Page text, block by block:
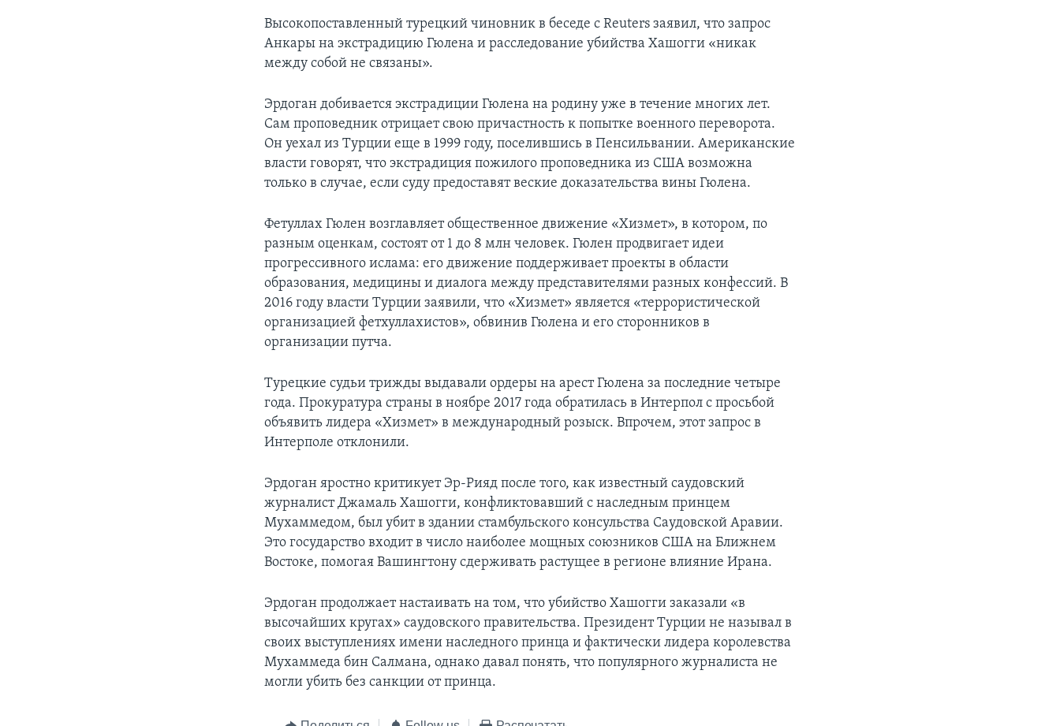
Высокопоставленный турецкий чиновник в беседе с Reuters заявил, что запрос
Анкары на экстрадицию Гюлена и расследование убийства Хашогги «никак
между собой не связаны».
Эрдоган добивается экстрадиции Гюлена на родину уже в течение многих лет.
Сам проповедник отрицает свою причастность к попытке военного переворота.
Он уехал из Турции еще в 1999 году, поселившись в Пенсильвании. Американские
власти говорят, что экстрадиция пожилого проповедника из США возможна
только в случае, если суду предоставят веские доказательства вины Гюлена.
Фетуллах Гюлен возглавляет общественное движение «Хизмет», в котором, по
разным оценкам, состоят от 1 до 8 млн человек. Гюлен продвигает идеи
прогрессивного ислама: его движение поддерживает проекты в области
образования, медицины и диалога между представителями разных конфессий. В
2016 году власти Турции заявили, что «Хизмет» является «террористической
организацией фетхуллахистов», обвинив Гюлена и его сторонников в
организации путча.
Турецкие судьи трижды выдавали ордеры на арест Гюлена за последние четыре
года. Прокуратура страны в ноябре 2017 года обратилась в Интерпол с просьбой
объявить лидера «Хизмет» в международный розыск. Впрочем, этот запрос в
Интерполе отклонили.
Эрдоган яростно критикует Эр-Рияд после того, как известный саудовский
журналист Джамаль Хашогги, конфликтовавший с наследным принцем
Мухаммедом, был убит в здании стамбульского консульства Саудовской Аравии.
Это государство входит в число наиболее мощных союзников США на Ближнем
Востоке, помогая Вашингтону сдерживать растущее в регионе влияние Ирана.
Эрдоган продолжает настаивать на том, что убийство Хашогги заказали «в
высочайших кругах» саудовского правительства. Президент Турции не называл в
своих выступлениях имени наследного принца и фактически лидера королевства
Мухаммеда бин Салмана, однако давал понять, что популярного журналиста не
могли убить без санкции от принца.